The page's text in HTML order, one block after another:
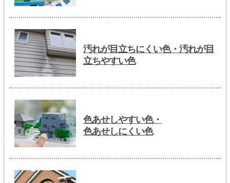
汚れが目立ちにくい色・汚れが目
立ちやすい色
色あせしやすい色・
色あせしにくい色